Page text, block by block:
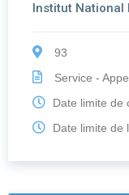
Institut National
93
Service -
Date limite de
Date limite de